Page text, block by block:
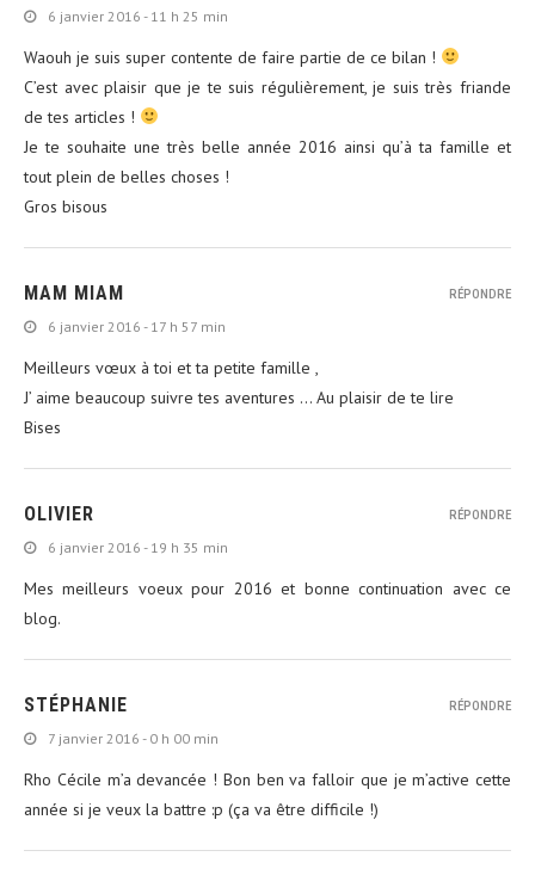
6 janvier 2016 - 11 h 25 min
Waouh je suis super contente de faire partie de ce bilan !
C’est avec plaisir que je te suis régulièrement, je suis très friande
de tes articles !
Je te souhaite une très belle année 2016 ainsi qu’à ta famille et
tout plein de belles choses !
Gros bisous
MAM MIAM
6 janvier 2016 - 17 h 57 min
Meilleurs vœux à toi et ta petite famille ,
J’ aime beaucoup suivre tes aventures … Au plaisir de te lire
Bises
RÉPONDRE
OLIVIER
6 janvier 2016 - 19 h 35 min
Mes meilleurs voeux pour 2016 et bonne continuation avec ce
blog.
RÉPONDRE
STÉPHANIE
7 janvier 2016 - 0 h 00 min
Rho Cécile m’a devancée ! Bon ben va falloir que je m’active cette
année si je veux la battre :p (ça va être difficile !)
RÉPONDRE